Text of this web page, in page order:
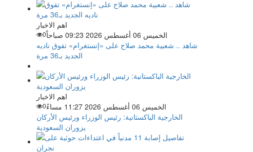
اهم الاخبار
الخميس 06 أغسطس 2026 09:23 صباحاً
0
شاهد .. شعبية محمد صلاح على «إنستغرام» تفوق ناديه
الجديد بـ36 مرة
اهم الاخبار
الخميس 06 أغسطس 2026 11:27 مساءً
0
الخارجية الباكستانية: رئيس الوزراء ورئيس الأركان
يزوران السعودية